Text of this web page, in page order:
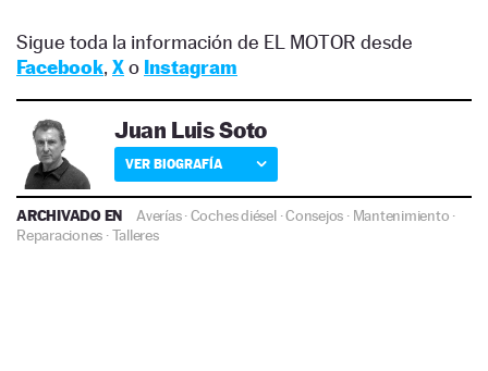
Sigue toda la información de EL MOTOR desde
Facebook, Xo Instagram
Juan Luis Soto
VER BIOGRAFÍA
ARCHIVADO EN Averías·Coches diésel·Consejos · Mantenimiento ·
Reparaciones ·Talleres